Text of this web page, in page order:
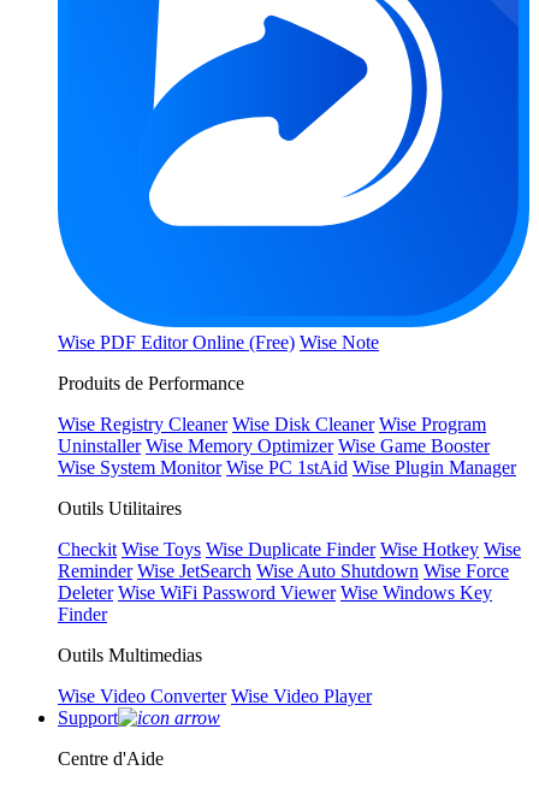
Wise PDF Editor Online (Free) Wise Note
Produits de Performance
Wise Registry Cleaner Wise Disk Cleaner Wise Program
Uninstaller Wise Memory Optimizer Wise Game Booster
Wise System Monitor Wise PC 1stAid Wise Plugin Manager
Outils Utilitaires
Checkit Wise Toys Wise Duplicate Finder Wise Hotkey Wise
Reminder Wise JetSearch Wise Auto Shutdown Wise Force
Deleter Wise WiFi Password Viewer Wise Windows Key
Finder
Outils Multimedias
Wise Video Converter Wise Video Player
Support
Centre d'Aide